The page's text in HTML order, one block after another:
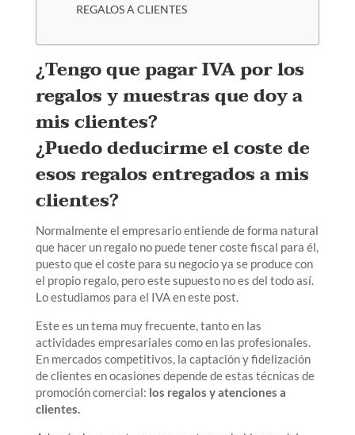
REGALOS A CLIENTES
¿Tengo que pagar IVA por los
regalos y muestras que doy a
mis clientes?
¿Puedo deducirme el coste de
esos regalos entregados a mis
clientes?
Normalmente el empresario entiende de forma natural
que hacer un regalo no puede tener coste fiscal para él,
puesto que el coste para su negocio ya se produce con
el propio regalo, pero este supuesto no es del todo así.
Lo estudiamos para el IVA en este post.
Este es un tema muy frecuente, tanto en las
actividades empresariales como en las profesionales.
En mercados competitivos, la captación y fidelización
de clientes en ocasiones depende de estas técnicas de
promoción comercial: los regalos y atenciones a
clientes.